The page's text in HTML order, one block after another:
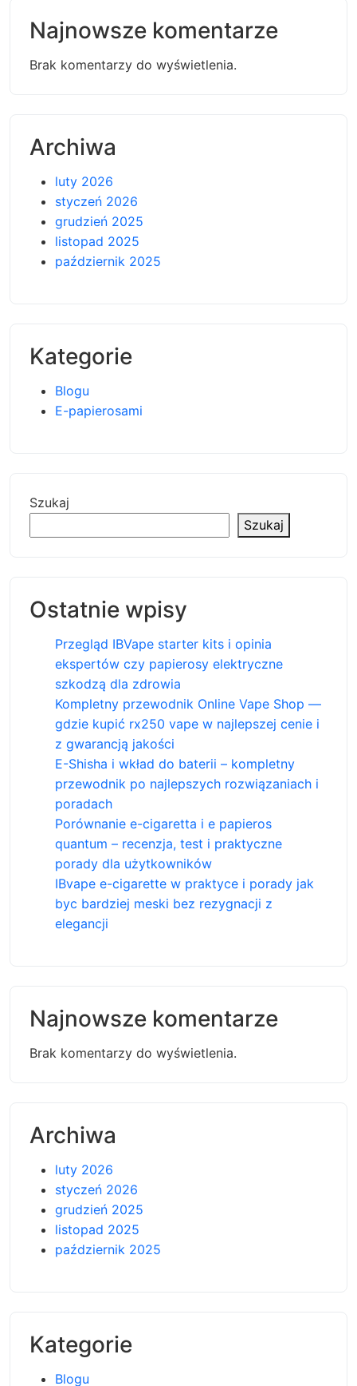
Najnowsze komentarze
Brak komentarzy do wyświetlenia.
Archiwa
luty 2026
styczeń 2026
grudzień 2025
listopad 2025
październik 2025
Kategorie
Blogu
E-papierosami
Szukaj
Szukaj
Ostatnie wpisy
Przegląd IBVape starter kits i opinia
ekspertów czy papierosy elektryczne
szkodzą dla zdrowia
Kompletny przewodnik Online Vape Shop —
gdzie kupić rx250 vape w najlepszej cenie i
z gwarancją jakości
E-Shisha i wkład do baterii – kompletny
przewodnik po najlepszych rozwiązaniach i
poradach
Porównanie e-cigaretta i e papieros
quantum – recenzja, test i praktyczne
porady dla użytkowników
IBvape e-cigarette w praktyce i porady jak
byc bardziej meski bez rezygnacji z
elegancji
Najnowsze komentarze
Brak komentarzy do wyświetlenia.
Archiwa
luty 2026
styczeń 2026
grudzień 2025
listopad 2025
październik 2025
Kategorie
Blogu